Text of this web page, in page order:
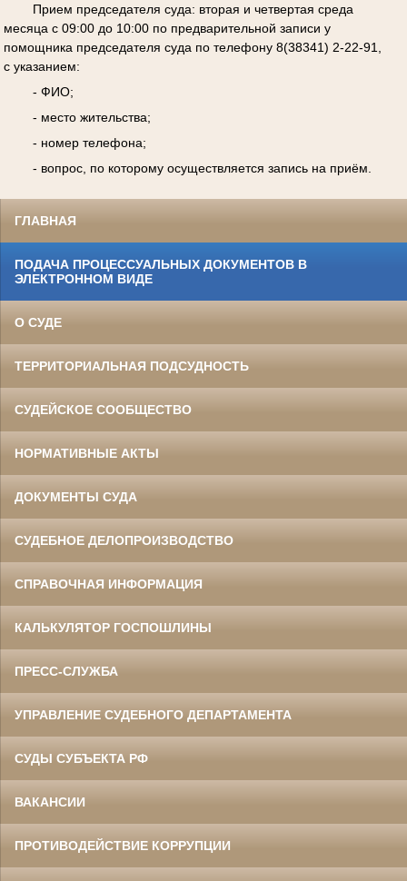
Прием председателя суда: вторая и четвертая среда
месяца с 09:00 до 10:00 по предварительной записи у
помощника председателя суда по телефону 8(38341) 2-22-91,
с указанием:
- ФИО;
- место жительства;
- номер телефона;
- вопрос, по которому осуществляется запись на приём.
ГЛАВНАЯ
ПОДАЧА ПРОЦЕССУАЛЬНЫХ ДОКУМЕНТОВ В
ЭЛЕКТРОННОМ ВИДЕ
О СУДЕ
ТЕРРИТОРИАЛЬНАЯ ПОДСУДНОСТЬ
СУДЕЙСКОЕ СООБЩЕСТВО
НОРМАТИВНЫЕ АКТЫ
ДОКУМЕНТЫ СУДА
СУДЕБНОЕ ДЕЛОПРОИЗВОДСТВО
СПРАВОЧНАЯ ИНФОРМАЦИЯ
КАЛЬКУЛЯТОР ГОСПОШЛИНЫ
ПРЕСС-СЛУЖБА
УПРАВЛЕНИЕ СУДЕБНОГО ДЕПАРТАМЕНТА
СУДЫ СУБЪЕКТА РФ
ВАКАНСИИ
ПРОТИВОДЕЙСТВИЕ КОРРУПЦИИ